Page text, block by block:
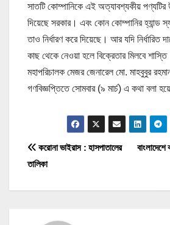
সাতটি কোম্পানিকে এই অত্যাবশ্যকীয় পণ্যটির
দিয়েছে সরকার। এবং কোন কোম্পানির হ্যান্ড
তাও নির্ধারণ করে দিয়েছে। আর যদি নির্ধারিত
কাছ থেকে নেওয়া হলে বিক্রেতার মিলবে
মহাপরিচালক মেজর জেনারেল মো. মাহবুবুর
গণবিজ্ঞপ্তিতে সোমবার (৯ মার্চ) এ কথা বলা
Pকরোনা ভাইরাস : হাসপাতালের
তালিকা